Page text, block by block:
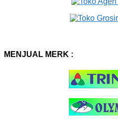
MENJUAL MERK :